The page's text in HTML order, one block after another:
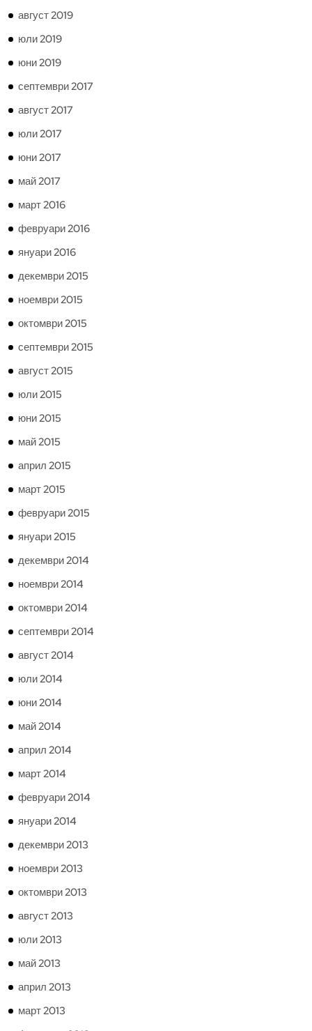
август 2019
юли 2019
юни 2019
септември 2017
август 2017
юли 2017
юни 2017
май 2017
март 2016
февруари 2016
януари 2016
декември 2015
ноември 2015
октомври 2015
септември 2015
август 2015
юли 2015
юни 2015
май 2015
април 2015
март 2015
февруари 2015
януари 2015
декември 2014
ноември 2014
октомври 2014
септември 2014
август 2014
юли 2014
юни 2014
май 2014
април 2014
март 2014
февруари 2014
януари 2014
декември 2013
ноември 2013
октомври 2013
август 2013
юли 2013
май 2013
април 2013
март 2013